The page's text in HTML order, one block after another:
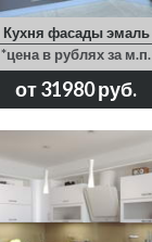
Кухня фасады эмаль
*цена в рублях за м.п.
от 31980 руб.